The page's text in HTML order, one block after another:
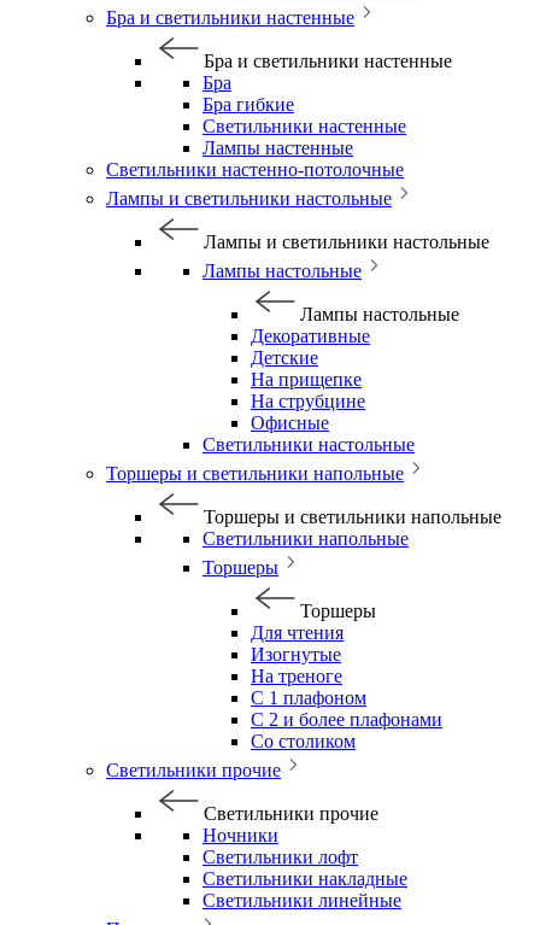
Бра и светильники настенные
Бра и светильники настенные
Бра
Бра гибкие
Светильники настенные
Лампы настенные
Светильники настенно-потолочные
Лампы и светильники настольные
Лампы и светильники настольные
Лампы настольные
Лампы настольные
Декоративные
Детские
На прищепке
На струбцине
Офисные
Светильники настольные
Торшеры и светильники напольные
Торшеры и светильники напольные
Светильники напольные
Торшеры
Торшеры
Для чтения
Изогнутые
На треноге
С 1 плафоном
С 2 и более плафонами
Со столиком
Светильники прочие
Светильники прочие
Ночники
Светильники лофт
Светильники накладные
Светильники линейные